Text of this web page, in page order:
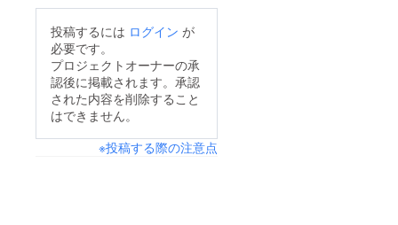
す！！
これからの『西尾を
もっとワクワクできる
街』にするために皆様
のお力をお貸しくださ
い！！当日は、前回西
となったHADOを３コ
れました。おうちで少
しだけscratchを触っ
たことあるということ
でちょっと難しい（３
戦！まだまだ論理的思
投稿するには ログイン が
必要です。
プロジェクトオーナーの承
認後に掲載されます。承認
された内容を削除すること
はできません。
※投稿する際の注意点